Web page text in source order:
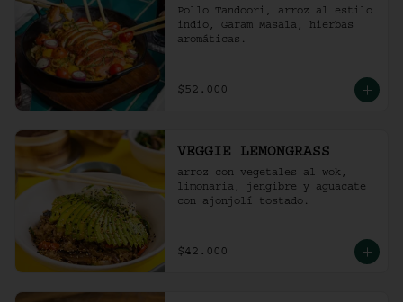
Pollo Tandoori, arroz al estilo
indio, Garam Masala, hierbas
aromáticas.
$52.000
VEGGIE LEMONGRASS
arroz con vegetales al wok,
limonaria, jengibre y aguacate
con ajonjolí tostado.
$42.000